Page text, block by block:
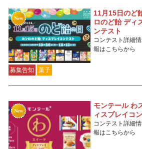
募集告知 菓子
11月15日のど
ロのど飴 ディ
ンテスト
コンテスト詳細
報はこちらから
モンテール わ
ィスプレイコ
コンテスト詳細
報はこちらから